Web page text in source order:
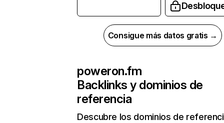
Consigue más datos gratis →
poweron.fm
Backlinks y dominios de
referencia
Descubre los dominios de